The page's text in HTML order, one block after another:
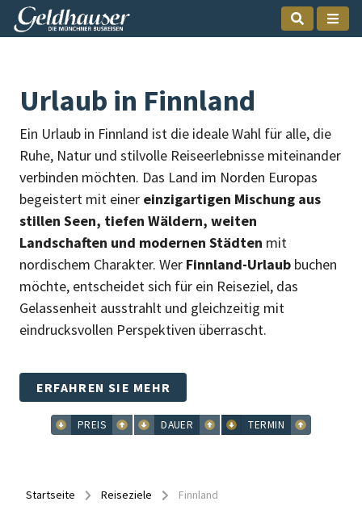
Urlaub in Finnland
Ein Urlaub in Finnland ist die ideale Wahl für alle, die
Ruhe, Natur und stilvolle Reiseerlebnisse miteinander
verbinden möchten. Das Land im Norden Europas
begeistert mit einer einzigartigen Mischung aus
stillen Seen, tiefen Wäldern, weiten
Landschaften und modernen Städten mit
nordischem Charakter. Wer Finnland-Urlaub buchen
möchte, entscheidet sich für ein Reiseziel, das
Gelassenheit ausstrahlt und gleichzeitig mit
eindrucksvollen Perspektiven überrascht.
ERFAHREN SIE MEHR
PREIS DAUER TERMIN
Startseite Reiseziele Finnland